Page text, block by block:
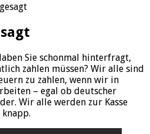
Sie schonmal hinterfragt,
zahlen müssen? Wir alle sind
zu zahlen, wenn wir in
– egal ob deutscher
Wir alle werden zur Kasse